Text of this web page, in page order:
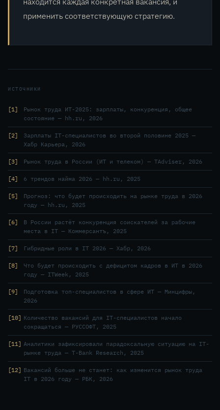
применить соответствующую стратегию.
ИСТОЧНИКИ
1
Рынок труда ИТ-2025: зарплаты, конкуренция, общее
состояние — hh.ru, 2026
2
Зарплаты IT-специалистов во второй половине 2025 —
Хабр Карьера, 2026
3 Рынок труда в России (ИТ и телеком) — TAdviser, 2026
4 6 трендов найма 2026 — hh.ru, 2025
5
Прогноз: что будет происходить на рынке труда в 2026
году — hh.ru, 2025
6
В России растёт конкуренция соискателей за рабочие
места в IT — Коммерсантъ, 2025
7 Гибридные роли в IT 2026 — Хабр, 2026
8
Что будет происходить с дефицитом кадров в ИТ в 2026
году — ITWeek, 2025
9
Подготовка топ-специалистов в сфере ИТ — Минцифры,
2026
10
Количество вакансий для IT-специалистов начало
сокращаться — РУССОФТ, 2025
11
Аналитики зафиксировали парадоксальную ситуацию на IT-
рынке труда — T-Bank Research, 2025
12
Вакансий больше не станет: как изменится рынок труда
IT в 2026 году — РБК, 2026